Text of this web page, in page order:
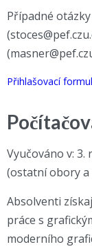
Případné
Přihlašovací
Vyučováno v:
(ostatní obory
Absolventi
práce s
moderního